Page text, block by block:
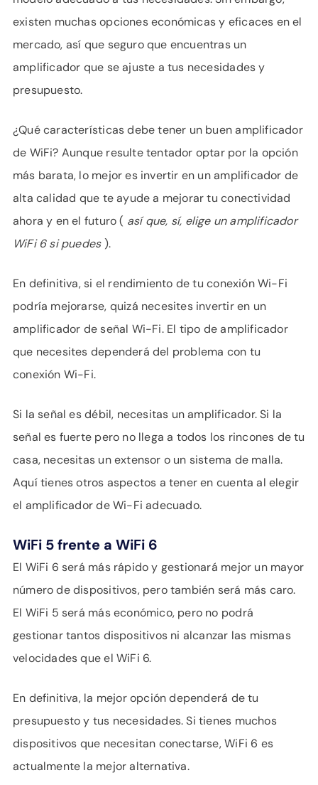
existen muchas opciones económicas y eficaces en el
mercado, así que seguro que encuentras un
amplificador que se ajuste a tus necesidades y
presupuesto.
¿Qué características debe tener un buen amplificador
de WiFi? Aunque resulte tentador optar por la opción
más barata, lo mejor es invertir en un amplificador de
alta calidad que te ayude a mejorar tu conectividad
ahora y en el futuro ( así que, sí, elige un amplificador
WiFi 6 si puedes).
En definitiva, si el rendimiento de tu conexión Wi-Fi
podría mejorarse, quizá necesites invertir en un
amplificador de señal Wi-Fi. El tipo de amplificador
que necesites dependerá del problema con tu
conexión Wi-Fi.
Si la señal es débil, necesitas un amplificador. Si la
señal es fuerte pero no llega a todos los rincones de tu
casa, necesitas un extensor o un sistema de malla.
Aquí tienes otros aspectos a tener en cuenta al elegir
el amplificador de Wi-Fi adecuado.
WiFi 5 frente a WiFi 6
El WiFi 6 será más rápido y gestionará mejor un mayor
número de dispositivos, pero también será más caro.
El WiFi 5 será más económico, pero no podrá
gestionar tantos dispositivos ni alcanzar las mismas
velocidades que el WiFi 6.
En definitiva, la mejor opción dependerá de tu
presupuesto y tus necesidades. Si tienes muchos
dispositivos que necesitan conectarse, WiFi 6 es
actualmente la mejor alternativa.